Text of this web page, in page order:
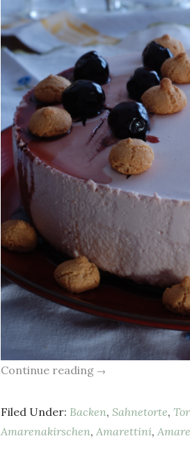
Continue reading →
Filed Under: Backen, Sahnetorte,
Amarenakirschen, Amarettini,